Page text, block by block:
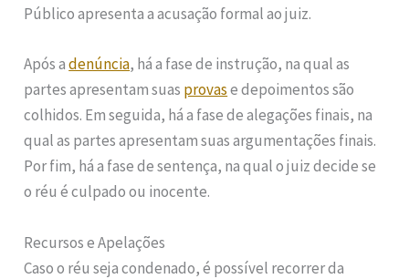
Público apresenta a acusação formal ao juiz.
Após adenúncia, há a fase de instrução, na qual as
partes apresentam suas provase depoimentos são
colhidos. Em seguida, há a fase de alegações finais, na
qual as partes apresentam suas argumentações finais.
Por fim, há a fase de sentença, na qual o juiz decide se
o réu é culpado ou inocente.
Recursos e Apelações
Caso o réu seja condenado, é possível recorrer da